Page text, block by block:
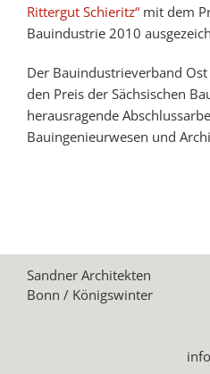
Rittergut Schieritz“ mit dem
Bauindustrie 2010
Der Bauindustrieverband
den Preis der Sächsischen
herausragende
Bauingenieurwesen und
Sandner Architekten
Bonn / Königswinter